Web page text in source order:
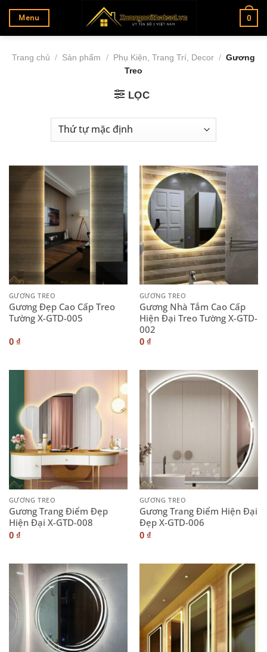
Bỏ
qua
nội
dung
Menu 0
Trang chủ / Sản phẩm / Phụ Kiện, Trang Trí, Decor / Gương
Treo
LỌC
GƯƠNG TREO
Gương Đẹp Cao Cấp Treo
Tường X-GTD-005
0 ₫
GƯƠNG TREO
Gương Nhà Tắm Cao Cấp
Hiện Đại Treo Tường X-GTD-
002
0 ₫
GƯƠNG TREO
Gương Trang Điểm Đẹp
Hiện Đại X-GTD-008
0 ₫
GƯƠNG TREO
Gương Trang Điểm Hiện Đại
Đẹp X-GTD-006
0 ₫